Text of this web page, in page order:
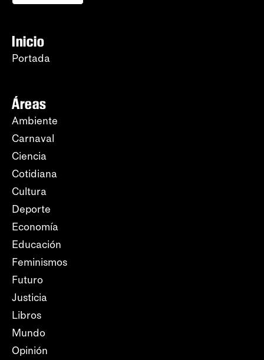
Inicio
Portada
Áreas
Ambiente
Carnaval
Ciencia
Cotidiana
Cultura
Deporte
Economía
Educación
Feminismos
Futuro
Justicia
Libros
Mundo
Opinión